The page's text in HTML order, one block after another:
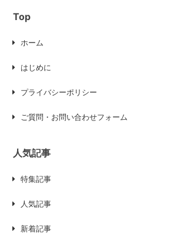
Top
ホーム
はじめに
プライバシーポリシー
ご質問・お問い合わせフォーム
人気記事
特集記事
人気記事
新着記事